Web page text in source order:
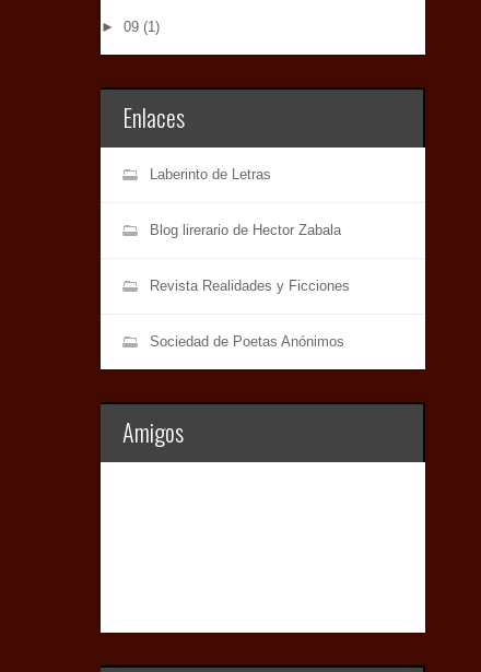
► 09 (1)
Enlaces
Laberinto de Letras
Blog lirerario de Hector Zabala
Revista Realidades y Ficciones
Sociedad de Poetas Anónimos
Amigos